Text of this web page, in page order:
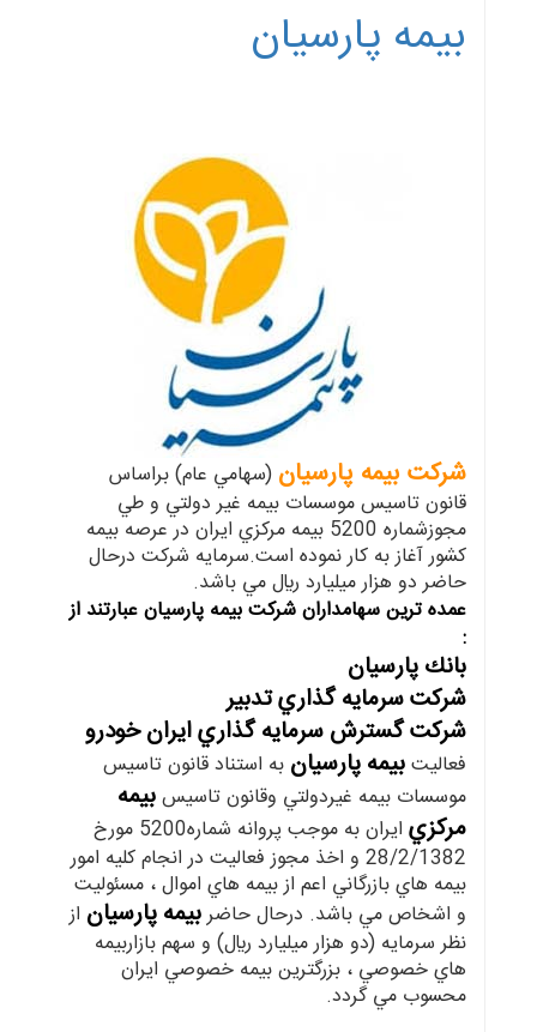
بیمه پارسیان
شركت بيمه پارسيان (سهامي عام) براساس
قانون تاسيس موسسات بيمه غير دولتي و طي
مجوزشماره 5200 بيمه مركزي ايران در عرصه بيمه
كشور آغاز به كار نموده است.سرمايه شركت درحال
حاضر دو هزار ميليارد ريال مي باشد.
عمده ترين سهامداران شركت بيمه پارسيان عبارتند از
:
بانك پارسيان
شركت سرمايه گذاري تدبير
شركت گسترش سرمايه گذاري ايران خودرو
فعاليتبيمه پارسيان به استناد قانون تاسيس
موسسات بيمه غيردولتي وقانون تاسيسبيمه
مركزي
ايران به موجب پروانه شماره5200 مورخ
28/2/1382 و اخذ مجوز فعاليت در انجام كليه امور
بيمه هاي بازرگاني اعم از بيمه هاي اموال ، مسئوليت
و اشخاص مي باشد. درحال حاضربيمه پارسيان از
نظر سرمايه (دو هزار ميليارد ريال) و سهم بازاربيمه
هاي خصوصي ، بزرگترين بيمه خصوصي ايران
محسوب مي گردد.